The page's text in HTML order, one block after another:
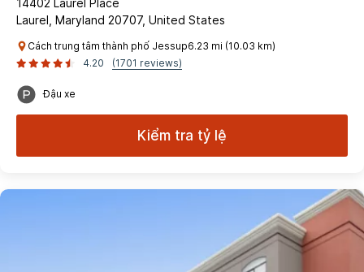
14402 Laurel Place
Laurel, Maryland 20707, United States
Cách trung tâm thành phố Jessup6.23 mi (10.03 km)
4.20
(1701 reviews)
Đậu xe
Kiểm tra tỷ lệ